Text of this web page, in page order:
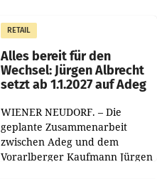
Müller die Initiative „Kreislauf-
Helden“ in allen
österreichischen Müller-Filialen
RETAIL
Alles bereit für den
Wechsel: Jürgen Albrecht
setzt ab 1.1.2027 auf Adeg
WIENER NEUDORF. – Die
geplante Zusammenarbeit
zwischen Adeg und dem
Vorarlberger Kaufmann Jürgen